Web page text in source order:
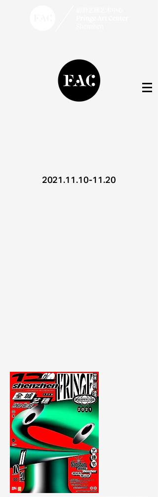
2021.11.10-11.20